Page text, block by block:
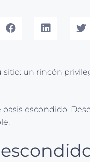
sitio: un rincón
oasis escondido.